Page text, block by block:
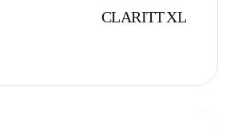
CLARITT XL